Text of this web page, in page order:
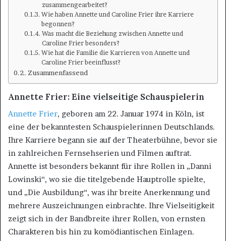
zusammengearbeitet?
Wie haben Annette und Caroline Frier ihre Karriere
begonnen?
Was macht die Beziehung zwischen Annette und
Caroline Frier besonders?
Wie hat die Familie die Karrieren von Annette und
Caroline Frier beeinflusst?
Zusammenfassend
Annette Frier: Eine vielseitige Schauspielerin
Annette Frier, geboren am 22. Januar 1974 in Köln, ist
eine der bekanntesten Schauspielerinnen Deutschlands.
Ihre Karriere begann sie auf der Theaterbühne, bevor sie
in zahlreichen Fernsehserien und Filmen auftrat.
Annette ist besonders bekannt für ihre Rollen in „Danni
Lowinski“, wo sie die titelgebende Hauptrolle spielte,
und „Die Ausbildung“, was ihr breite Anerkennung und
mehrere Auszeichnungen einbrachte. Ihre Vielseitigkeit
zeigt sich in der Bandbreite ihrer Rollen, von ernsten
Charakteren bis hin zu komödiantischen Einlagen​.